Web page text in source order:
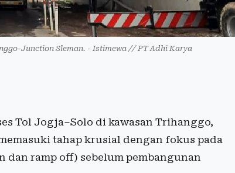
Junction Sleman. - Istimewa // PT Adhi Karya
Tol Jogja–Solo di kawasan Trihanggo,
tahap krusial dengan fokus pada
dan ramp off) sebelum pembangunan